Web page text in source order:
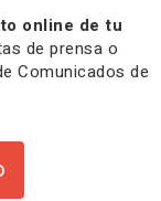
online de tu
de prensa o
Comunicados de